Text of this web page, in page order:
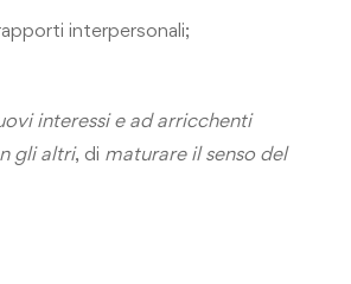
interpersonali;
interessi e ad arricchenti
gli altri, di maturare il senso del